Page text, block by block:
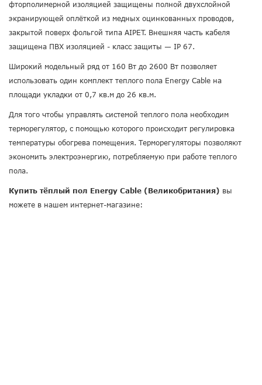
фторполимерной изоляцией защищены полной двухслойной
экранирующей оплёткой из медных оцинкованных проводов,
закрытой поверх фольгой типа AIPET. Внешняя часть кабеля
защищена ПВХ изоляцией - класс защиты — IP 67.
Широкий модельный ряд от 160 Вт до 2600 Вт позволяет
использовать один комплект теплого пола Energy Cable на
площади укладки от 0,7 кв.м до 26 кв.м.
Для того чтобы управлять системой теплого пола необходим
терморегулятор, с помощью которого происходит регулировка
температуры обогрева помещения. Терморегуляторы позволяют
экономить электроэнергию, потребляемую при работе теплого
пола.
Купить тёплый пол Energy Cable (Великобритания) вы
можете в нашем интернет-магазине: